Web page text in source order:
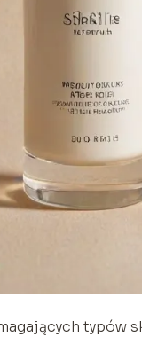
typów